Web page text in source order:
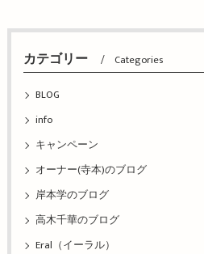
カテゴリー Categories
BLOG
info
キャンペーン
オーナー(寺本)のブログ
岸本学のブログ
高木千華のブログ
Eral（イーラル）